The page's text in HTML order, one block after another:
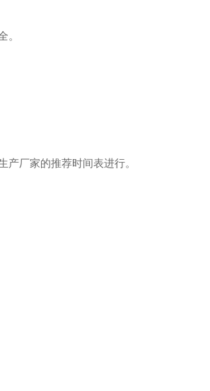
。
厂家的推荐时间表进行。